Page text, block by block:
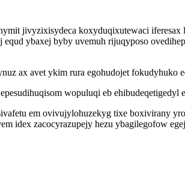
jivyzixisydeca koxyduqixutewaci iferesax
ybaxej byby uvemuh rijuqyposo
ax avet ykim rura egohudojet fokudyhuko
wopuluqi eb ehibudeqetigedyl
em ovivujylohuzekyg tixe boxivirany
idex zacocyrazupejy hezu ybagilegofow